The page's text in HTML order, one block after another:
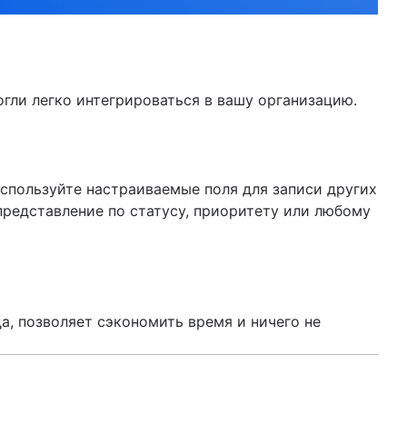
легко интегрироваться в вашу организацию.
настраиваемые поля для записи других
по статусу, приоритету или любому
позволяет сэкономить время и ничего не